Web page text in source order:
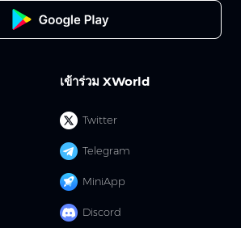
เข้าร่วม XWorld
Twitter
Telegram
MiniApp
Discord